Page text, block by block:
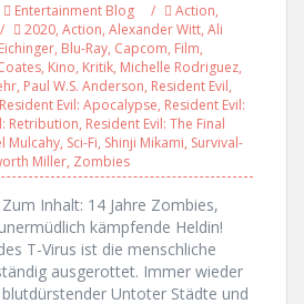
Entertainment Blog Action,
2020, Action, Alexander Witt, Ali
, Blu-Ray, Capcom, Film,
, Kino, Kritik, Michelle Rodriguez,
, Paul W.S. Anderson, Resident Evil,
Resident Evil: Apocalypse, Resident Evil:
Retribution, Resident Evil: The Final
Mulcahy, Sci-Fi, Shinji Mikami, Survival-
Miller, Zombies
Inhalt: 14 Jahre Zombies,
kämpfende Heldin!
T-Virus ist die menschliche
ausgerottet. Immer wieder
Untoter Städte und